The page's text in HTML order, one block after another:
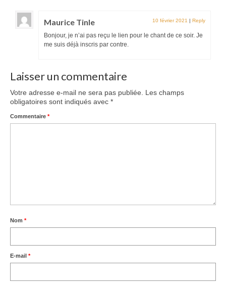
Maurice Tinle 10 février 2021 | Reply
Bonjour, je n’ai pas reçu le lien pour le chant de ce soir. Je
me suis déjà inscris par contre.
Laisser un commentaire
Votre adresse e-mail ne sera pas publiée.
Les champs
obligatoires sont indiqués avec *
Commentaire *
Nom *
E-mail *